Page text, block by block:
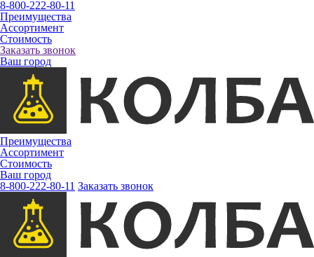
8-800-222-80-11
Преимущества
Ассортимент
Стоимость
Заказать звонок
Ваш город
Преимущества
Ассортимент
Стоимость
Ваш город
8-800-222-80-11 Заказать звонок